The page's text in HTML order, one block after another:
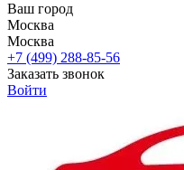
Ваш город
Москва
Москва
+7 (499) 288-85-56
Заказать звонок
Войти